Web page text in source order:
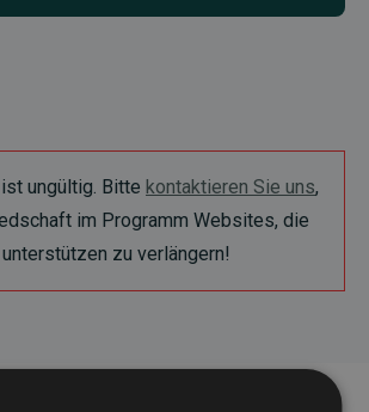
ungültig. Bitte kontaktieren Sie uns,
im Programm Websites, die
zu verlängern!